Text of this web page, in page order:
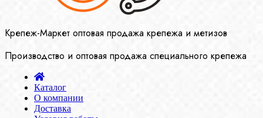
Крепеж-Маркет оптовая продажа крепежа и метизов
Производство и оптовая продажа специального крепежа
Каталог
О компании
Доставка